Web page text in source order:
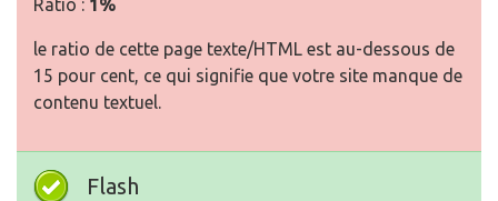
Ratio : 1%
le ratio de cette page texte/HTML est au-dessous de
15 pour cent, ce qui signifie que votre site manque de
contenu textuel.
Flash